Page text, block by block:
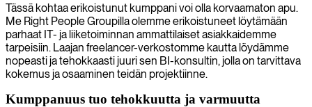
Tässä kohtaa erikoistunut kumppani voi olla korvaamaton apu.
Me Right People Groupilla olemme erikoistuneet löytämään
parhaat IT- ja liiketoiminnan ammattilaiset asiakkaidemme
tarpeisiin. Laajan freelancer-verkostomme kautta löydämme
nopeasti ja tehokkaasti juuri sen BI-konsultin, jolla on tarvittava
kokemus ja osaaminen teidän projektiinne.
Kumppanuus tuo tehokkuutta ja varmuutta